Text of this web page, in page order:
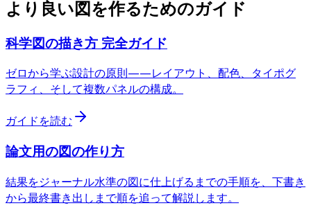
より良い図を作るためのガイド
科学図の描き方 完全ガイド
ゼロから学ぶ設計の原則——レイアウト、配色、タイポグ
ラフィ、そして複数パネルの構成。
ガイドを読む
論文用の図の作り方
結果をジャーナル水準の図に仕上げるまでの手順を、下書き
から最終書き出しまで順を追って解説します。